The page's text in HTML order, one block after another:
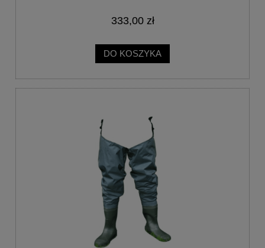
333,00 zł
DO KOSZYKA